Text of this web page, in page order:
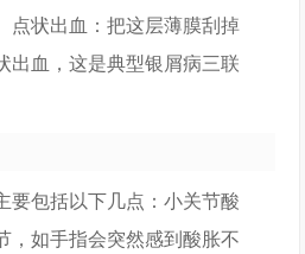
点状出血：把这层薄膜刮掉
出血，这是典型银屑病三联
要包括以下几点：小关节酸
，如手指会突然感到酸胀不